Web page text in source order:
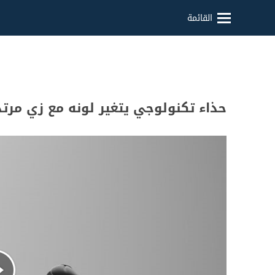
القائمة
حذاء تكنولوجي يتغير لونه مع زي